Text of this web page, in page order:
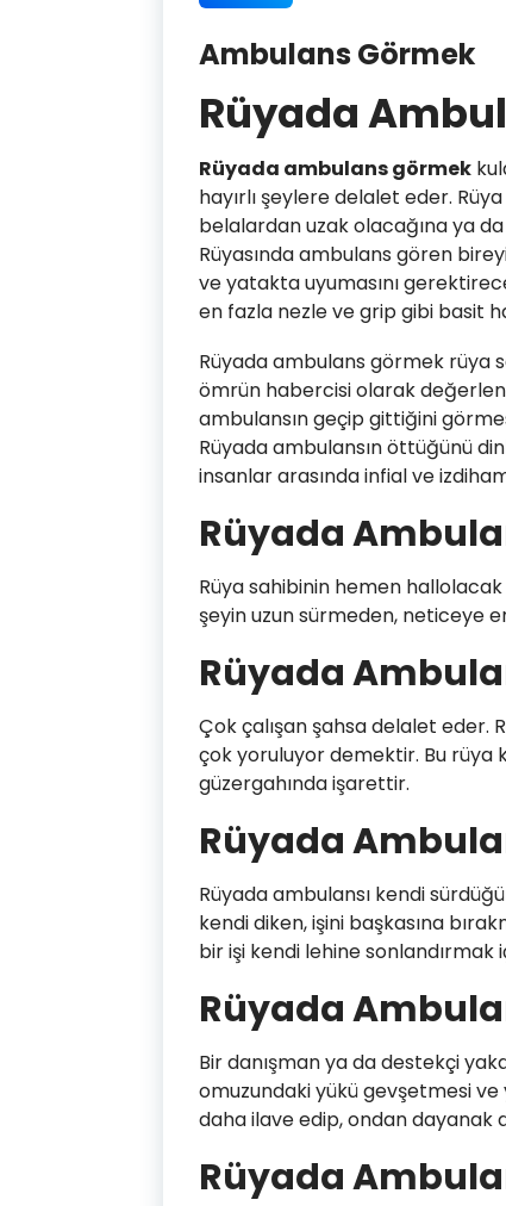
Ambulans Görmek
Rüyada
Rüyada ambulans görmek
hayırlı şeylere delalet eder.
belalardan uzak olacağına ya
Rüyasında ambulans gören
ve yatakta uyumasını
en fazla nezle ve grip gibi basit
Rüyada ambulans görmek rüya
ömrün habercisi olarak
ambulansın geçip gittiğini
Rüyada ambulansın öttüğünü
insanlar arasında infial ve
Rüyada
Rüya sahibinin hemen hallolacak
şeyin uzun sürmeden, neticeye
Rüyada
Çok çalışan şahsa delalet eder.
çok yoruluyor demektir. Bu rüya
güzergahında işarettir.
Rüyada
Rüyada ambulansı kendi
kendi diken, işini başkasına
bir işi kendi lehine
Rüyada
Bir danışman ya da destekçi
omuzundaki yükü gevşetmesi
daha ilave edip, ondan dayanak
Rüyada